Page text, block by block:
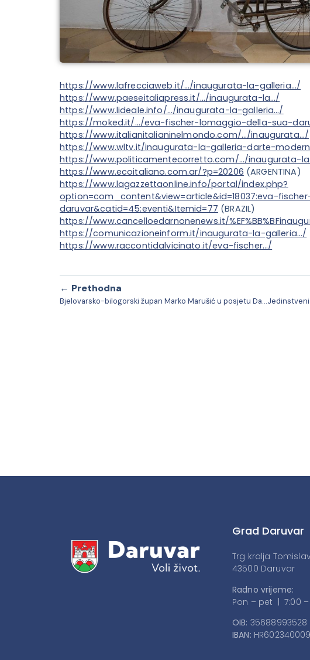
https://www.lafrecciaweb.it/…/inaugurata-la-galleria…/
https://www.paeseitaliapress.it/…/inaugurata-la…/
https://www.lideale.info/…/inaugurata-la-galleria…/
https://moked.it/…/eva-fischer-lomaggio-della-sua-
https://www.italianitalianinelmondo.com/…/inaugurata…/
https://www.wltv.it/inaugurata-la-galleria-darte-
https://www.politicamentecorretto.com/…/inaugurata-
https://www.ecoitaliano.com.ar/?p=20206 (ARGENTINA)
https://www.lagazzettaonline.info/portal/index.php?
option=com_content&view=article&id=18037:eva-
daruvar&catid=45:eventi&Itemid=77 (BRAZIL)
https://www.cancelloedarnonenews.it/
https://comunicazioneinform.it/inaugurata-la-galleria…/
https://www.raccontidalvicinato.it/eva-fischer…/
← Prethodna
Bjelovarsko-bilogorski župan Marko Marušić u posjetu Daruvaru
Grad Daruvar
Trg kralja
43500 Daruvar
Radno vrijeme:
Pon – pet | 7:00 –
OIB: 35688993528
IBAN: